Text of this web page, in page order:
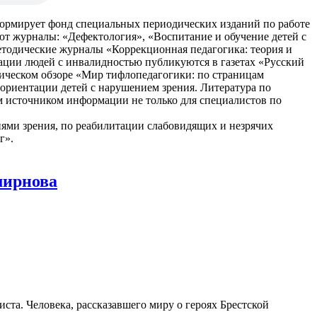
фонд специальных периодических изданий по работе
журналы: «Дефектология», «Воспитание и обучение детей с
журналы «Коррекционная педагогика: теория и
людей с инвалидностью публикуются в газетах «Русский
обзоре «Мир тифлопедагогики: по страницам
детей с нарушением зрения. Литература по
источником информации не только для специалистов по
зрения, по реабилитации слабовидящих и незрячих
Человека, рассказавшего миру о героях Брестской